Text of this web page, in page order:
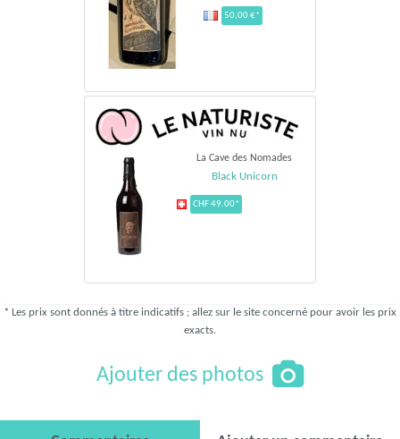
50,00 €*
La Cave des Nomades
Black Unicorn
CHF 49.00*
* Les prix sont donnés à titre indicatifs ; allez sur le site concerné pour avoir les prix
exacts.
Ajouter des photos